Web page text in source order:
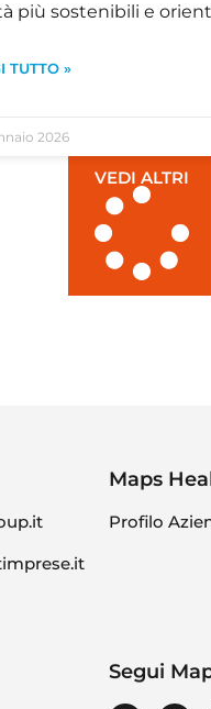
più sostenibili e
TUTTO »
2026
VEDI ALTRI
Maps
Profilo
Segui